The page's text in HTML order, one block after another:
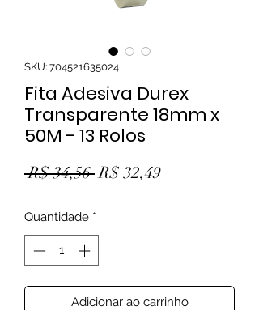
SKU: 704521635024
Fita Adesiva Durex
Transparente 18mm x
50M - 13 Rolos
R$ 34,56 Preço normal
R$ 32,49Preço
Quantidade *
Adicionar ao carrinho